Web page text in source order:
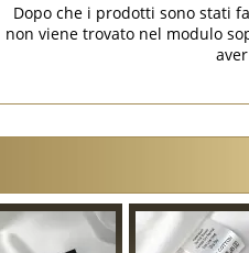
Dopo che i prodotti sono stati
non viene trovato nel modulo